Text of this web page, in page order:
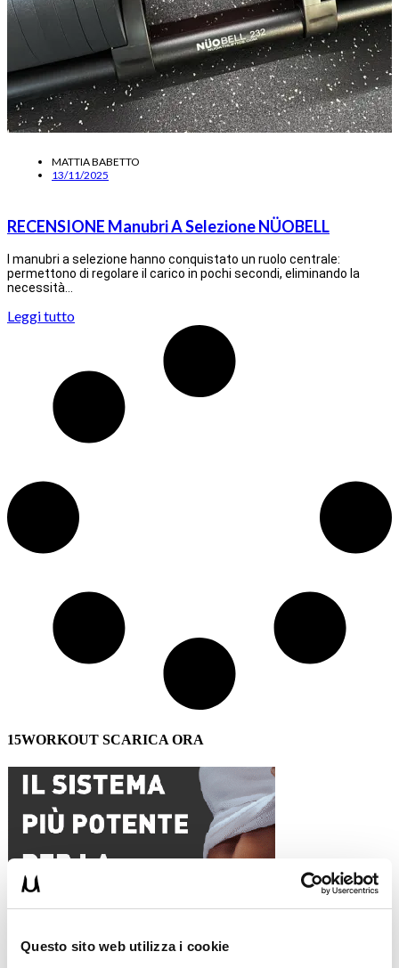
Questo sito web utilizza i cookie
MATTIA BABETTO
13/11/2025
RECENSIONE Manubri A Selezione NÜOBELL
I manubri a selezione hanno conquistato un ruolo centrale:
permettono di regolare il carico in pochi secondi, eliminando la
necessità…
Leggi tutto
15WORKOUT SCARICA ORA